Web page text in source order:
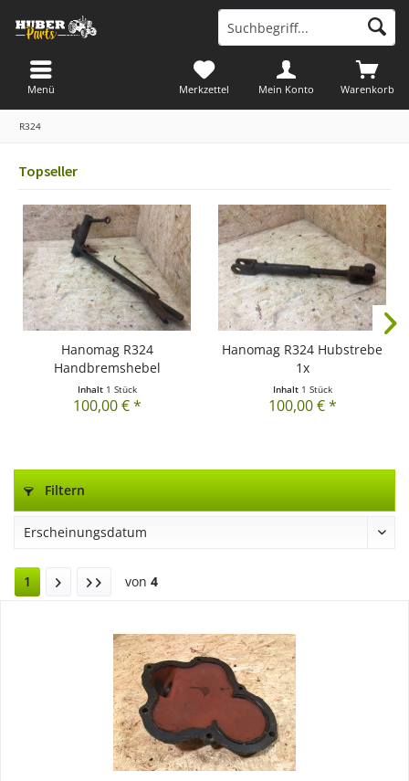
Warenkorb
Merkzettel Mein Konto
Menü
R324
Topseller
Hanomag R324
Handbremshebel
Inhalt 1 Stück
100,00 € *
Hanomag R324 Hubstrebe
1x
Inhalt 1 Stück
100,00 € *
Filtern
1 von 4